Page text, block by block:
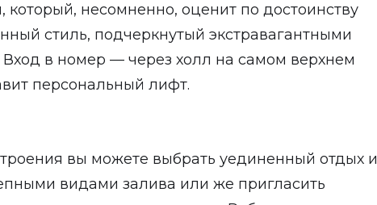
который, несомненно, оценит по достоинству
стиль, подчеркнутый экстравагантными
в номер — через холл на самом верхнем
персональный лифт.
вы можете выбрать уединенный отдых и
видами залива или же пригласить